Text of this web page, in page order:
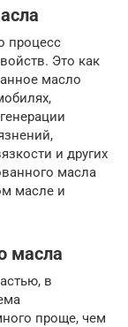
процесс
Это как
масло
и других
масла
масле и
масла
в
проще, чем